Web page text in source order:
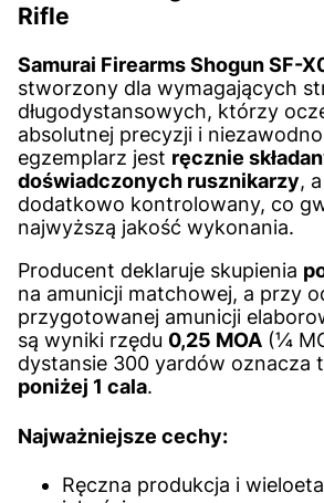
Rifle
Samurai Firearms Shogun SF-
stworzony dla wymagających
długodystansowych, którzy
absolutnej precyzji i
egzemplarz jest ręcznie
doświadczonych rusznikarzy,
dodatkowo kontrolowany, co
najwyższą jakość wykonania.
Producent deklaruje skupienia
na amunicji matchowej, a przy
przygotowanej amunicji
są wyniki rzędu 0,25 MOA (¼
dystansie 300 yardów oznacza
poniżej 1 cala.
Najważniejsze cechy:
Ręczna produkcja i